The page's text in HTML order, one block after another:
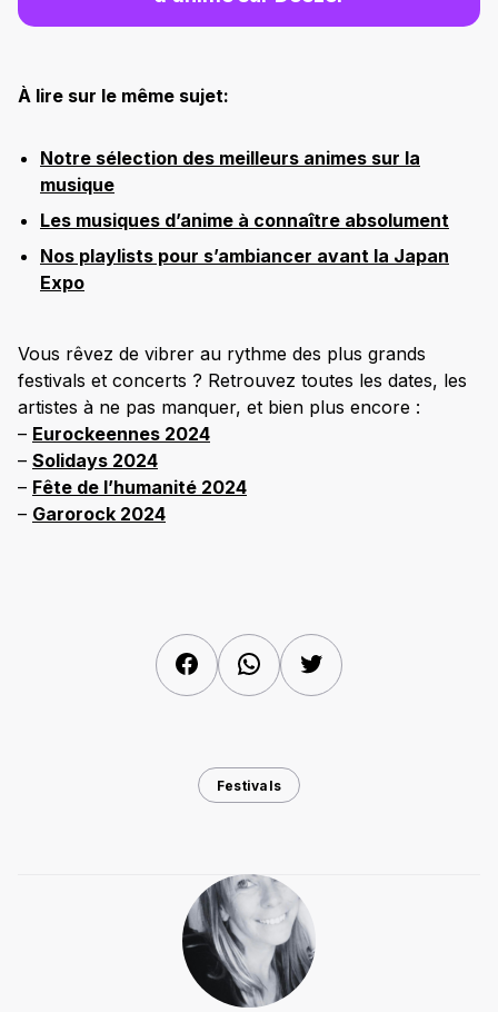
À lire sur le même sujet:
Notre sélection des meilleurs animes sur la
musique
Les musiques d’anime à connaître absolument
Nos playlists pour s’ambiancer avant la Japan
Expo
Vous rêvez de vibrer au rythme des plus grands
festivals et concerts ? Retrouvez toutes les dates, les
artistes à ne pas manquer, et bien plus encore :
– Eurockeennes 2024
– Solidays 2024
– Fête de l’humanité 2024
– Garorock 2024
FacebookWhatsAppTwitter
Festivals